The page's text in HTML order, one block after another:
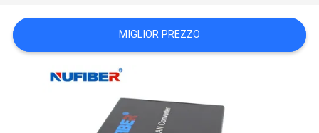
MAPPA
MIGLIOR PREZZO